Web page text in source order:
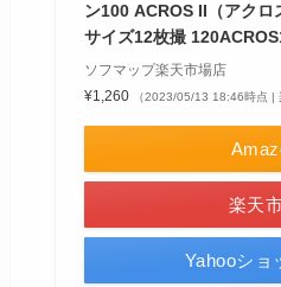
ン100 ACROS II（アクロ
サイズ12枚撮
ソフマップ楽天市場店
¥1,260
（2023/05/13 18:46時点 |
楽天
Yahooショ